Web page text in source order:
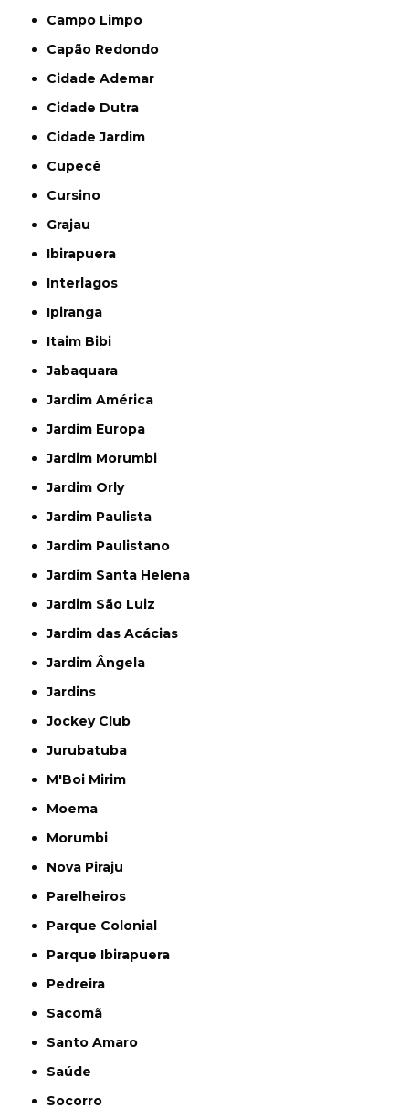
Campo Limpo
Capão Redondo
Cidade Ademar
Cidade Dutra
Cidade Jardim
Cupecê
Cursino
Grajau
Ibirapuera
Interlagos
Ipiranga
Itaim Bibi
Jabaquara
Jardim América
Jardim Europa
Jardim Morumbi
Jardim Orly
Jardim Paulista
Jardim Paulistano
Jardim Santa Helena
Jardim São Luiz
Jardim das Acácias
Jardim Ângela
Jardins
Jockey Club
Jurubatuba
M'Boi Mirim
Moema
Morumbi
Nova Piraju
Parelheiros
Parque Colonial
Parque Ibirapuera
Pedreira
Sacomã
Santo Amaro
Saúde
Socorro